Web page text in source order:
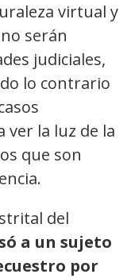
virtual y
serán
judiciales,
lo contrario
ver la luz de la
que son
del
a un sujeto
por